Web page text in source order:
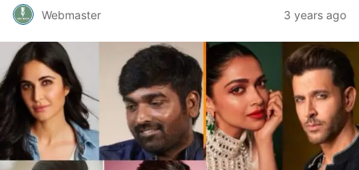
Webmaster 3 years ago